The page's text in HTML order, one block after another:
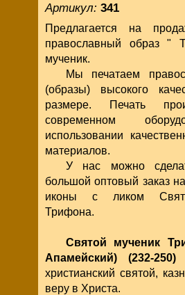
Артикул: 341
Предлагается на
православный образ "
мученик.
Мы печатаем
(образы) высокого
размере. Печать
современном
использовании
материалов.
У нас можно
большой оптовый заказ
иконы с ликом
Трифона.
Святой мученик
Апамейский) (232-250)
христианский святой,
веру в Христа.